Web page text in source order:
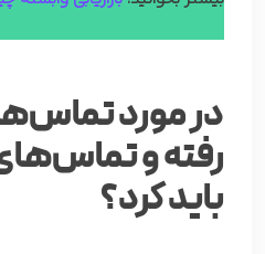
در مورد
رفته و
باید کرد؟